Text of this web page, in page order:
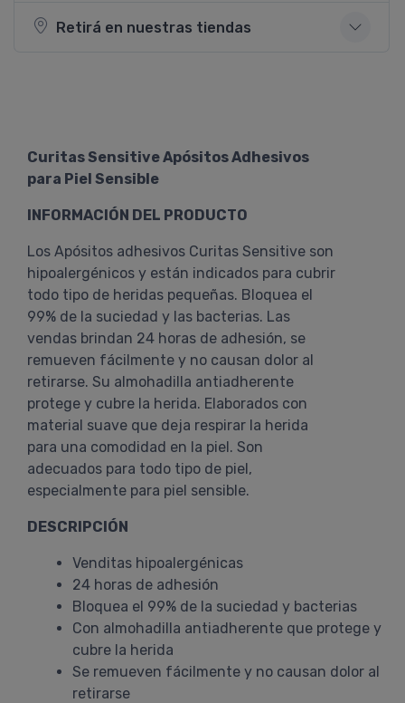
Retirá en nuestras tiendas
Curitas Sensitive Apósitos Adhesivos
para Piel Sensible
INFORMACIÓN DEL PRODUCTO
Los Apósitos adhesivos Curitas Sensitive son
hipoalergénicos y están indicados para cubrir
todo tipo de heridas pequeñas. Bloquea el
99% de la suciedad y las bacterias. Las
vendas brindan 24 horas de adhesión, se
remueven fácilmente y no causan dolor al
retirarse. Su almohadilla antiadherente
protege y cubre la herida. Elaborados con
material suave que deja respirar la herida
para una comodidad en la piel. Son
adecuados para todo tipo de piel,
especialmente para piel sensible.
DESCRIPCIÓN
Venditas hipoalergénicas
24 horas de adhesión
Bloquea el 99% de la suciedad y bacterias
Con almohadilla antiadherente que protege y
cubre la herida
Se remueven fácilmente y no causan dolor al
retirarse